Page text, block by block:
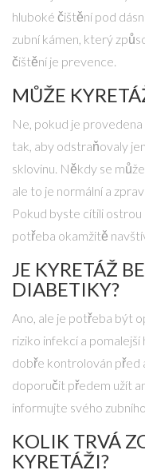
hluboké čištění pod
zubní kámen, který
čištění je prevence.
MŮŽE
Ne, pokud je
tak, aby odstraňovaly
sklovinu. Někdy se
ale to je normální a
Pokud byste cítili ostrou
potřeba okamžitě
JE KYRETÁŽ
DIABETIKY?
Ano, ale je potřeba být
riziko infekcí a
dobře kontrolován před
doporučit předem užít
informujte svého
KOLIK TRVÁ
KYRETÁŽI?